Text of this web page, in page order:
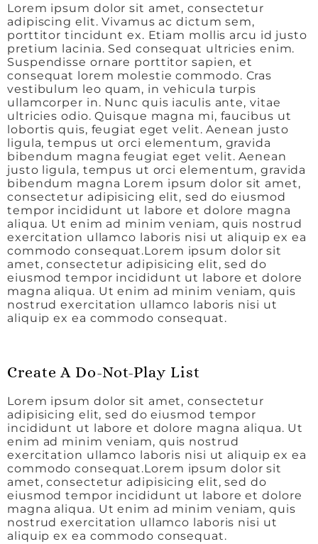
Lorem ipsum dolor sit amet, consectetur
adipiscing elit. Vivamus ac dictum sem,
porttitor tincidunt ex. Etiam mollis arcu id justo
pretium lacinia. Sed consequat ultricies enim.
Suspendisse ornare porttitor sapien, et
consequat lorem molestie commodo. Cras
vestibulum leo quam, in vehicula turpis
ullamcorper in. Nunc quis iaculis ante, vitae
ultricies odio. Quisque magna mi, faucibus ut
lobortis quis, feugiat eget velit. Aenean justo
ligula, tempus ut orci elementum, gravida
bibendum magna feugiat eget velit. Aenean
justo ligula, tempus ut orci elementum, gravida
bibendum magna Lorem ipsum dolor sit amet,
consectetur adipisicing elit, sed do eiusmod
tempor incididunt ut labore et dolore magna
aliqua. Ut enim ad minim veniam, quis nostrud
exercitation ullamco laboris nisi ut aliquip ex ea
commodo consequat.Lorem ipsum dolor sit
amet, consectetur adipisicing elit, sed do
eiusmod tempor incididunt ut labore et dolore
magna aliqua. Ut enim ad minim veniam, quis
nostrud exercitation ullamco laboris nisi ut
aliquip ex ea commodo consequat.
Create A Do-Not-Play List
Lorem ipsum dolor sit amet, consectetur
adipisicing elit, sed do eiusmod tempor
incididunt ut labore et dolore magna aliqua. Ut
enim ad minim veniam, quis nostrud
exercitation ullamco laboris nisi ut aliquip ex ea
commodo consequat.Lorem ipsum dolor sit
amet, consectetur adipisicing elit, sed do
eiusmod tempor incididunt ut labore et dolore
magna aliqua. Ut enim ad minim veniam, quis
nostrud exercitation ullamco laboris nisi ut
aliquip ex ea commodo consequat.